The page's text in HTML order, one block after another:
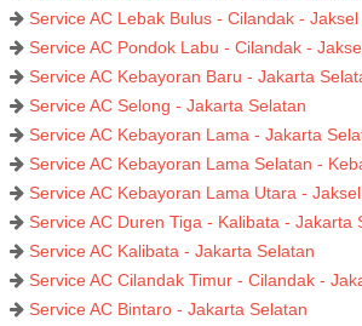
Service AC Lebak Bulus - Cilandak - Jaksel
Service AC Pondok Labu - Cilandak -
Service AC Kebayoran Baru - Jakarta
Service AC Selong - Jakarta Selatan
Service AC Kebayoran Lama - Jakarta
Service AC Kebayoran Lama Selatan -
Service AC Kebayoran Lama Utara - Jaksel
Service AC Duren Tiga - Kalibata - Jakarta
Service AC Kalibata - Jakarta Selatan
Service AC Cilandak Timur - Cilandak -
Service AC Bintaro - Jakarta Selatan